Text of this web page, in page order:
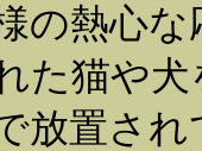
の熱心
た猫や
放置さ